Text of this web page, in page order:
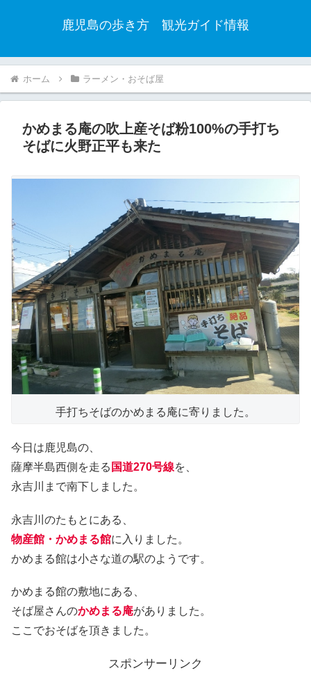
鹿児島の歩き方 観光ガイド情報
ホーム ラーメン・おそば屋
かめまる庵の吹上産そば粉100%の手打ち
そばに火野正平も来た
手打ちそばのかめまる庵に寄りました。
今日は鹿児島の、
薩摩半島西側を走る 国道270号線を、
永吉川まで南下しました。
永吉川のたもとにある、
物産館・かめまる館に入りました。
かめまる館は小さな道の駅のようです。
かめまる館の敷地にある、
そば屋さんのかめまる庵がありました。
ここでおそばを頂きました。
スポンサーリンク